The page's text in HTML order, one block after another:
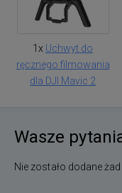
1x Uchwyt do
ręcznego filmowania
dla DJI Mavic 2
Wasze
Nie zostało dodane